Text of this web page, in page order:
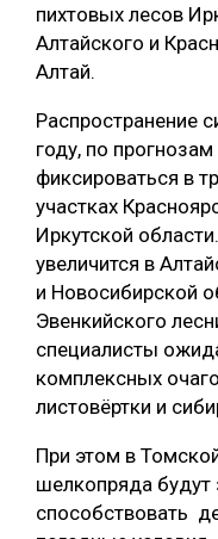
пихтовых лесов
Алтайского и
Алтай.
Распространение
году, по
фиксироваться в
участках
Иркутской
увеличится в
и Новосибирской
Эвенкийского
специалисты
комплексных
листовёртки и
При этом в
шелкопряда будут
способствовать